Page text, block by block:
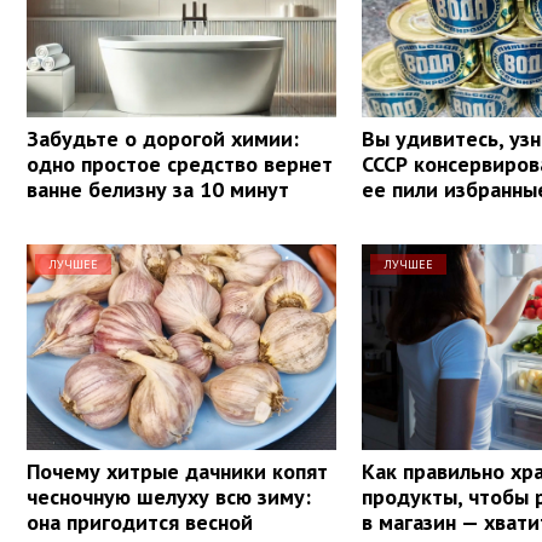
Забудьте о дорогой химии:
одно простое средство вернет
ванне белизну за 10 минут
Вы удивитесь,
СССР
ее пили
ЛУЧШЕЕ
Почему хитрые дачники копят
чесночную шелуху всю зиму:
она пригодится весной
ЛУЧШЕЕ
Как правильно
продукты, чтобы
в магазин —